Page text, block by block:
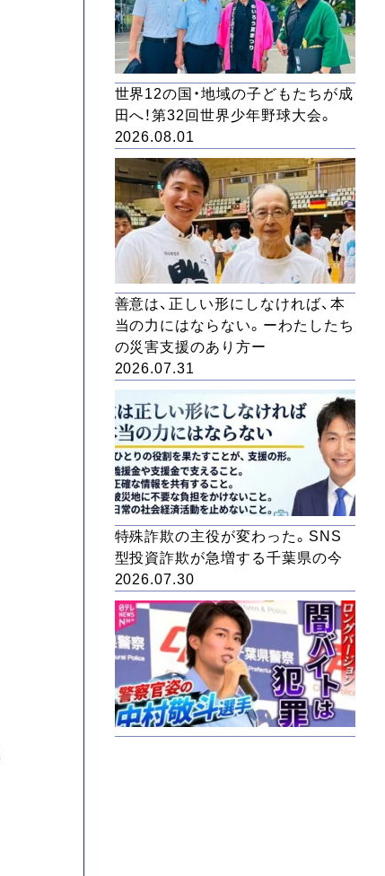
世界12の国・地域の子どもたちが成
田へ！第32回世界少年野球大会。
2026.08.01
善意は、正しい形にしなければ、本
当の力にはならない。ーわたしたち
の災害支援のあり方ー
2026.07.31
特殊詐欺の主役が変わった。SNS
型投資詐欺が急増する千葉県の今
2026.07.30